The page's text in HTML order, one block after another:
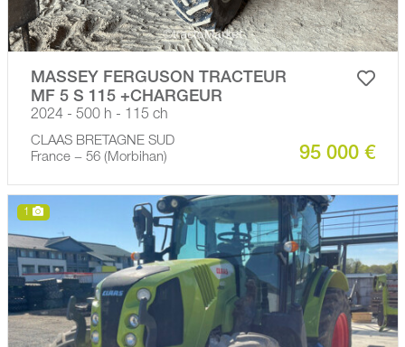
MASSEY FERGUSON TRACTEUR
MF 5 S 115 +CHARGEUR
2024 - 500 h - 115 ch
CLAAS BRETAGNE SUD
France − 56 (Morbihan)
95 000 €
1